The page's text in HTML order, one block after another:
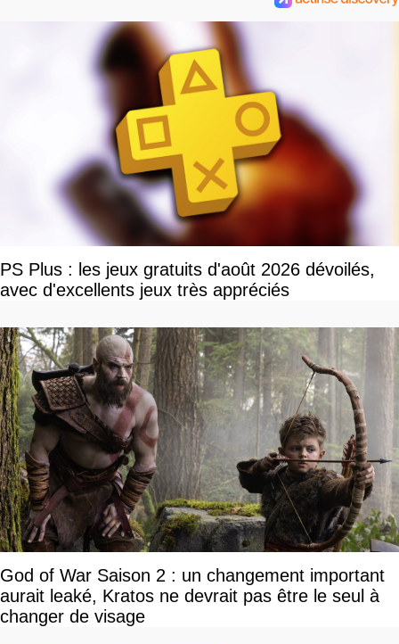
PS Plus : les jeux gratuits d'août 2026 dévoilés,
avec d'excellents jeux très appréciés
God of War Saison 2 : un changement important
aurait leaké, Kratos ne devrait pas être le seul à
changer de visage